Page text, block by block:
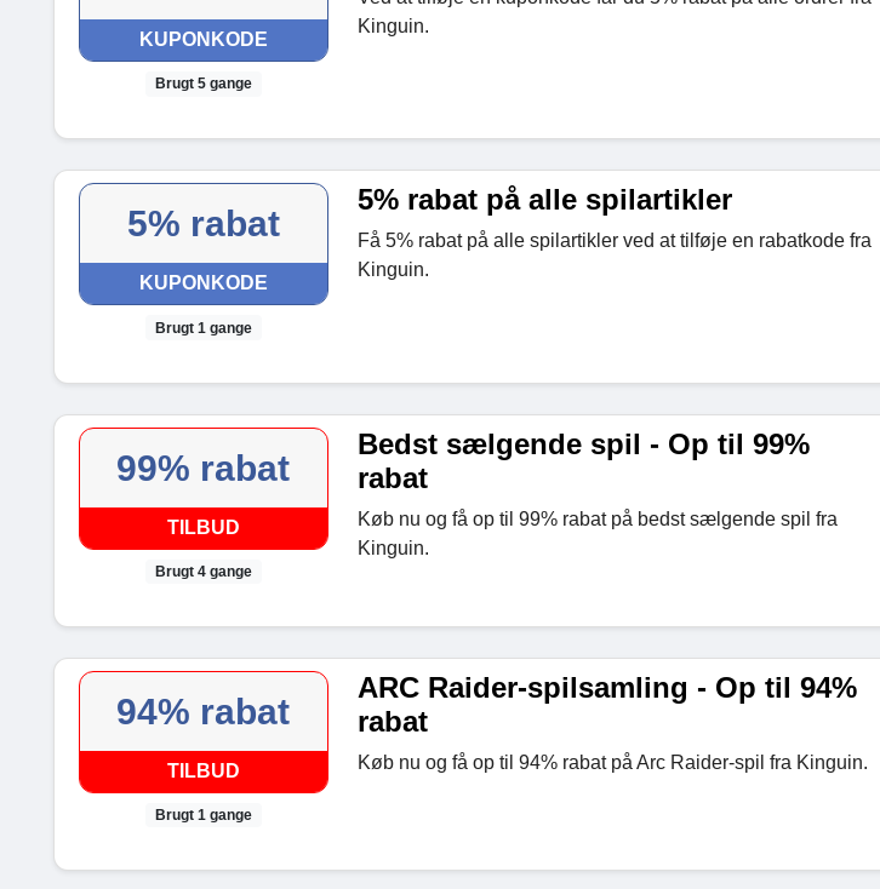
KUPONKODE
Brugt 5 gange
Kinguin.
5% rabat
KUPONKODE
Brugt 1 gange
5% rabat på alle spilartikler
Få 5% rabat på alle spilartikler ved at tilføje en rabatkode fra
Kinguin.
99% rabat
TILBUD
Brugt 4 gange
Bedst sælgende spil - Op til 99%
rabat
Køb nu og få op til 99% rabat på bedst sælgende spil fra
Kinguin.
94% rabat
TILBUD
Brugt 1 gange
ARC Raider-spilsamling - Op til 94%
rabat
Køb nu og få op til 94% rabat på Arc Raider-spil fra Kinguin.